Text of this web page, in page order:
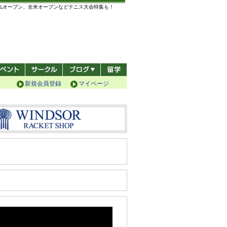
ープン、全米オープンなどテニス大会特集も！
マイページ
新規会員登録